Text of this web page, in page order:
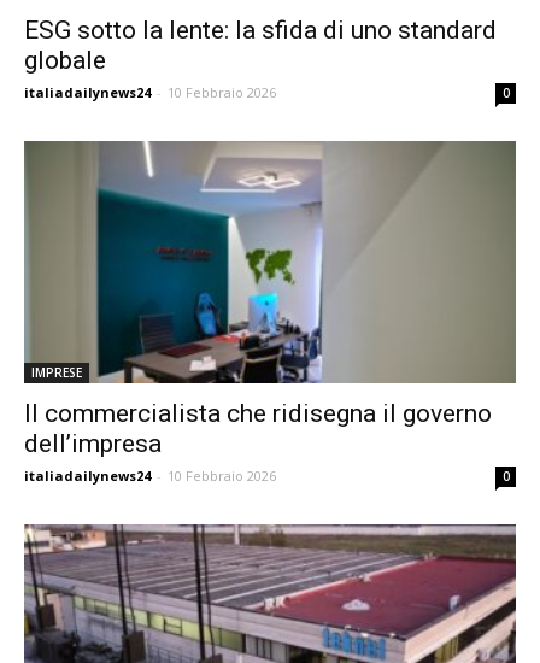
ESG sotto la lente: la sfida di uno standard
globale
italiadailynews24 - 10 Febbraio 2026 0
IMPRESE
Il commercialista che ridisegna il governo
dell’impresa
italiadailynews24 - 10 Febbraio 2026 0